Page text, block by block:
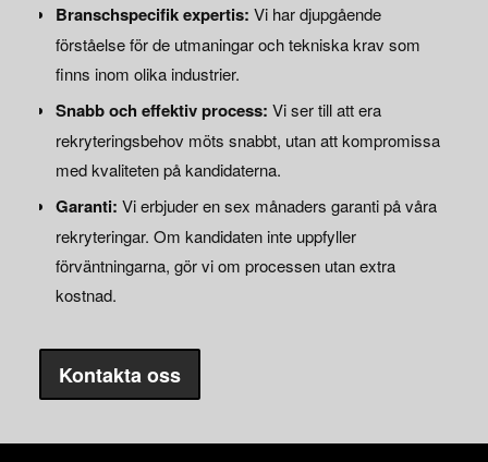
Branschspecifik expertis: Vi har djupgående
förståelse för de utmaningar och tekniska krav som
finns inom olika industrier.
Snabb och effektiv process: Vi ser till att era
rekryteringsbehov möts snabbt, utan att kompromissa
med kvaliteten på kandidaterna.
Garanti: Vi erbjuder en sex månaders garanti på våra
rekryteringar. Om kandidaten inte uppfyller
förväntningarna, gör vi om processen utan extra
kostnad.
Kontakta oss